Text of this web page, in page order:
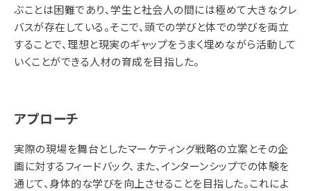
ぶことは困難であり、学生と社会人の間には極めて大きなクレ
バスが存在している。そこで、頭での学びと体での学びを両立
することで、理想と現実のギャップをうまく埋めながら活動して
いくことができる人材の育成を目指した。
アプローチ
実際の現場を舞台としたマーケティング戦略の立案とその企
画に対するフィードバック、また、インターンシップでの体験を
通じて、身体的な学びを向上させることを目指した。これによ